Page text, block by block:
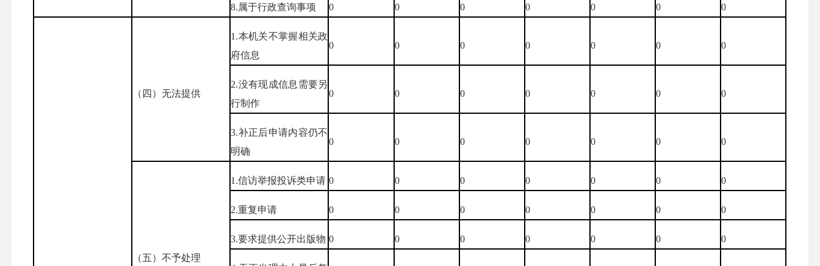
8.属于行政查询事项 0 0 0 0 0 0 0
（四）无法提供
1.本机关不掌握相关政
府信息
0 0 0 0 0 0 0
2.没有现成信息需要另
行制作
0 0 0 0 0 0 0
3.补正后申请内容仍不
明确
0 0 0 0 0 0 0
（五）不予处理
1.信访举报投诉类申请 0 0 0 0 0 0 0
2.重复申请 0 0 0 0 0 0 0
3.要求提供公开出版物 0 0 0 0 0 0 0